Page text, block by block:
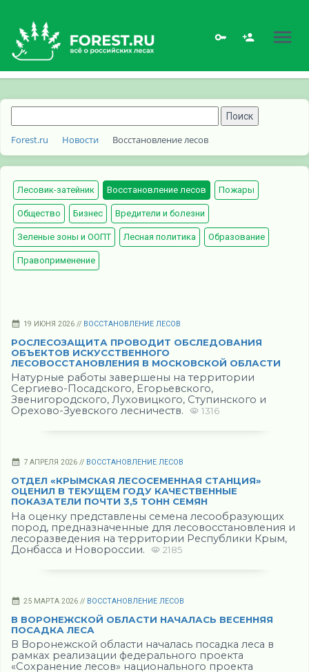
Forest.ru Новости Восстановление лесов
Лесовик-затейник Восстановление лесов Пожары
Общество Бизнес Вредители и болезни
Зеленые зоны и ООПТ Лесная политика Образование
Правоприменение
19 ИЮНЯ 2026 // ВОССТАНОВЛЕНИЕ ЛЕСОВ
РОСЛЕСОЗАЩИТА ПРОВОДИТ ОБСЛЕДОВАНИЯ
ОБЪЕКТОВ ИСКУССТВЕННОГО
ЛЕСОВОССТАНОВЛЕНИЯ В МОСКОВСКОЙ ОБЛАСТИ
Натурные работы завершены на территории
Сергиево-Посадcкого, Егорьевского,
Звенигородского, Луховицкого, Ступинского и
Орехово-Зуевского лесничеств.
1316
7 АПРЕЛЯ 2026 // ВОССТАНОВЛЕНИЕ ЛЕСОВ
ОТДЕЛ «КРЫМСКАЯ ЛЕСОСЕМЕННАЯ СТАНЦИЯ»
ОЦЕНИЛ В ТЕКУЩЕМ ГОДУ КАЧЕСТВЕННЫЕ
ПОКАЗАТЕЛИ ПОЧТИ 3,5 ТОНН СЕМЯН
На оценку представлены семена лесообразующих
пород, предназначенные для лесовосстановления и
лесоразведения на территории Республики Крым,
Донбасса и Новороссии.
2185
25 МАРТА 2026 // ВОССТАНОВЛЕНИЕ ЛЕСОВ
В ВОРОНЕЖСКОЙ ОБЛАСТИ НАЧАЛАСЬ ВЕСЕННЯЯ
ПОСАДКА ЛЕСА
В Воронежской области началась посадка леса в
рамках реализации федерального проекта
«Сохранение лесов» национального проекта